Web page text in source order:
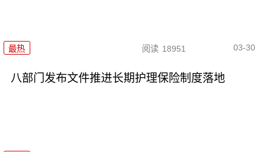
最热 阅读 18951 03-30
八部门发布文件推进长期护理保险制度落地